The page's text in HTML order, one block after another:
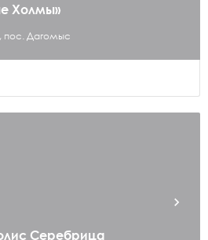
Холмы»
пос. Дагомыс
Серебрица